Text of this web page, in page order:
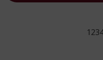
123